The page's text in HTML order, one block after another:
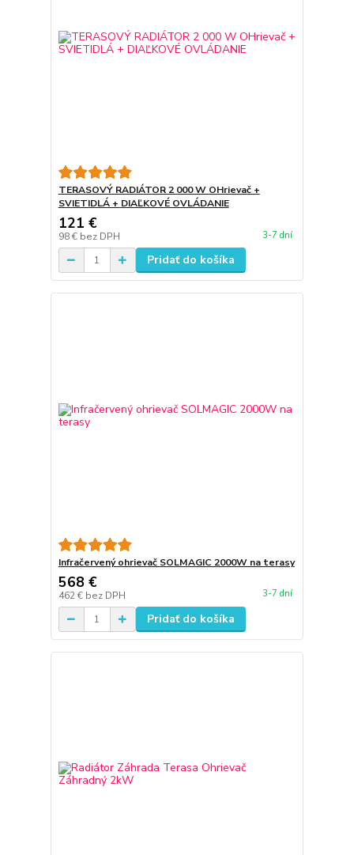
TERASOVÝ RADIÁTOR 2 000 W OHrievač +
SVIETIDLÁ + DIAĽKOVÉ OVLÁDANIE
121 €
98 € bez DPH 3-7 dní
Pridať do košíka
Infračervený ohrievač SOLMAGIC 2000W na terasy
568 €
462 € bez DPH 3-7 dní
Pridať do košíka